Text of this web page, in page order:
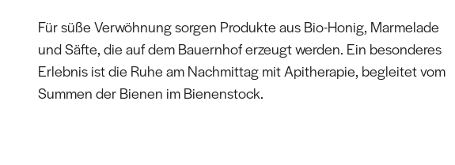
Für süße Verwöhnung sorgen Produkte aus Bio-Honig, Marmelade
und Säfte, die auf dem Bauernhof erzeugt werden. Ein besonderes
Erlebnis ist die Ruhe am Nachmittag mit Apitherapie, begleitet vom
Summen der Bienen im Bienenstock.